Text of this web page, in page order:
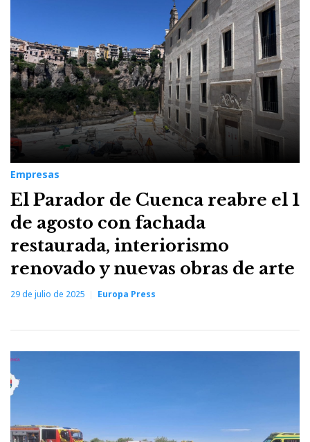
Empresas
El Parador de Cuenca reabre el 1
de agosto con fachada
restaurada, interiorismo
renovado y nuevas obras de arte
29 de julio de 2025 Europa Press